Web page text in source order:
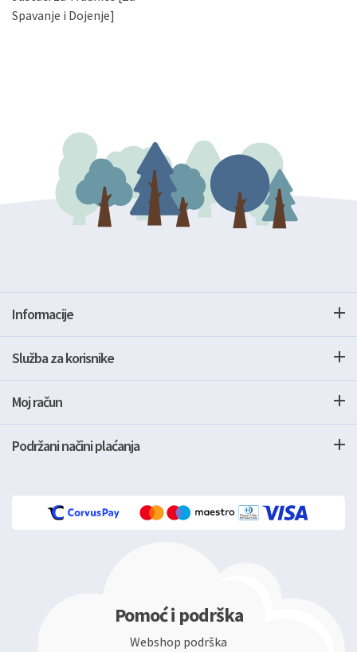
gore navedenu adresu ili e-mailom na adresu:
Spavanje i Dojenje]
Informacije
Služba za korisnike
Moj račun
Podržani načini plaćanja
Pomoć i podrška
Webshop podrška